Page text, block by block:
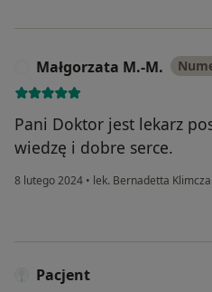
Małgorzata M.-M.
Pani Doktor jest lekarz
wiedzę i dobre serce.
8 lutego 2024 • lek. Bernadetta
Pacjent